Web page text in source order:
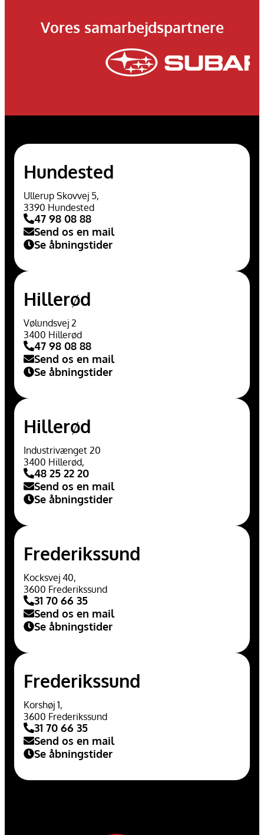
Vores samarbejdspartnere
Hundested
Ullerup Skovvej 5,
3390 Hundested
47 98 08 88
Send os en mail
Se åbningstider
Hillerød
Vølundsvej 2
3400 Hillerød
47 98 08 88
Send os en mail
Se åbningstider
Hillerød
Industrivænget 20
3400 Hillerød,
48 25 22 20
Send os en mail
Se åbningstider
Frederikssund
Kocksvej 40,
3600 Frederikssund
31 70 66 35
Send os en mail
Se åbningstider
Frederikssund
Korshøj 1,
3600 Frederikssund
31 70 66 35
Send os en mail
Se åbningstider